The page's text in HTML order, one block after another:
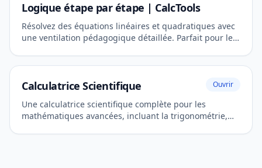
Logique étape par étape | CalcTools
Résolvez des équations linéaires et quadratiques avec
une ventilation pédagogique détaillée. Parfait pour les
Calculatrice Scientifique Ouvrir
Une calculatrice scientifique complète pour les
mathématiques avancées, incluant la trigonométrie,